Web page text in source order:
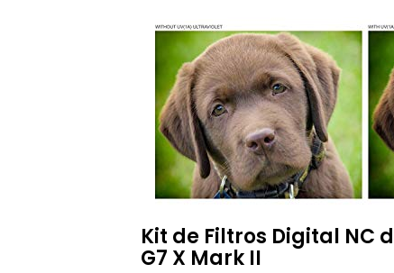
Kit de Filtros Digital NC
G7 X Mark II